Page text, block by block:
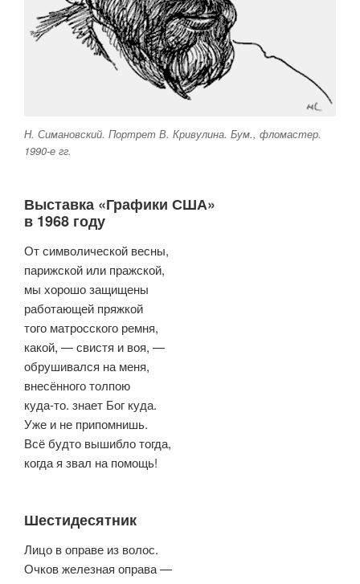
Н. Симановский. Портрет В. Кривулина. Бум., фломастер.
1990-е гг.
Выставка «Графики США»
в 1968 году
От символической весны,
парижской или пражской,
мы хорошо защищены
работающей пряжкой
того матросского ремня,
какой, — свистя и воя, —
обрушивался на меня,
внесённого толпою
куда-то. знает Бог куда.
Уже и не припомнишь.
Всё будто вышибло тогда,
когда я звал на помощь!
Шестидесятник
Лицо в оправе из волос.
Очков железная оправа —